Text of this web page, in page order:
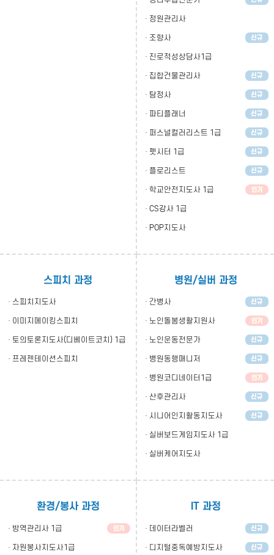
· 정원관리사
· 조향사
· 진로적성상담사1급
· 집합건물관리사
· 탐정사
· 파티플래너
· 퍼스널컬러리스트 1급
· 펫시터 1급
· 플로리스트
· 학교안전지도사 1급
· CS강사 1급
· POP지도사
스피치 과정
· 스피치지도사
· 이미지메이킹스피치
· 토의토론지도사(디베이트코치) 1급
· 프레젠테이션스피치
병원/실버 과정
· 간병사
· 노인돌봄생활지원사
· 노인운동전문가
· 병원동행매니저
· 병원코디네이터1급
· 산후관리사
· 시니어인지활동지도사
· 실버보드게임지도사 1급
· 실버케어지도사
환경/봉사 과정
· 방역관리사 1급
· 자원봉사지도사1급
IT 과정
· 데이터라벨러
· 디지털중독예방지도사